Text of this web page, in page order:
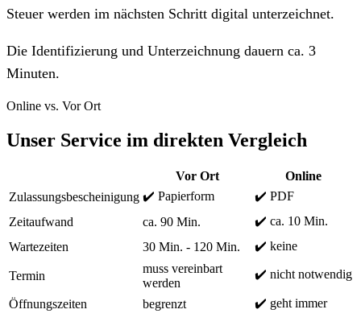
Steuer werden im nächsten Schritt digital unterzeichnet.
Die Identifizierung und Unterzeichnung dauern ca. 3
Minuten.
Online vs. Vor Ort
Unser Service im direkten Vergleich
Vor Ort
Online
Zulassungsbescheinigung ✔️ Papierform
✔️ PDF
Zeitaufwand
ca. 90 Min.
✔️ ca. 10 Min.
Wartezeiten
30 Min. - 120 Min. ✔️ keine
Termin
muss vereinbart
werden
✔️ nicht notwendig
Öffnungszeiten begrenzt ✔️ geht immer